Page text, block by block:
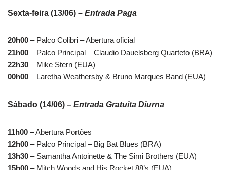
Sexta-feira (13/06) – Entrada Paga
20h00 – Palco Colibri – Abertura oficial
21h00 – Palco Principal – Claudio Dauelsberg Quarteto (BRA)
22h30 – Mike Stern (EUA)
00h00 – Laretha Weathersby & Bruno Marques Band (EUA)
Sábado (14/06) – Entrada Gratuita Diurna
11h00 – Abertura Portões
12h00 – Palco Principal – Big Bat Blues (BRA)
13h30 – Samantha Antoinette & The Simi Brothers (EUA)
15h00 – Mitch Woods and His Rocket 88’s (EUA)